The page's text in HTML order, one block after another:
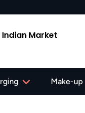
Market
Make-up